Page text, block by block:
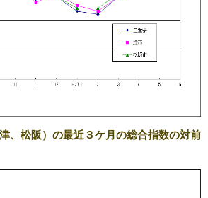
、松阪）の最近３ケ月の総合指数の対前